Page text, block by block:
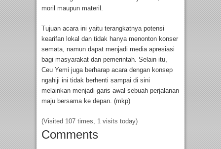
moril maupun materil.
Tujuan acara ini yaitu terangkatnya potensi
kearifan lokal dan tidak hanya menonton konser
semata, namun dapat menjadi media apresiasi
bagi masyarakat dan pemerintah. Selain itu,
Ceu Yemi juga berharap acara dengan konsep
ngahiji ini tidak berhenti sampai di sini
melainkan menjadi garis awal sebuah perjalanan
maju bersama ke depan. (mkp)
(Visited 107 times, 1 visits today)
Comments